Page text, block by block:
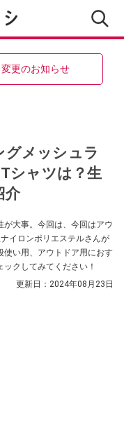
更のお知らせ
グメッシュラ
シャツは？生
介
大事。今回は、今回はアウ
イロンポリエステルさんが
使い用、アウトドア用におす
クしてみてください！
更新日： 2024年08月23日